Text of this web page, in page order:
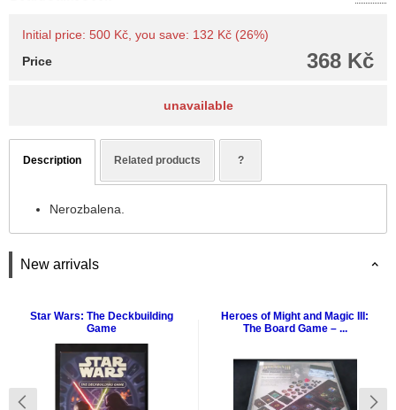
Initial price: 500 Kč, you save: 132 Kč (26%)
368 Kč
Price
unavailable
Description Related products ?
Nerozbalena.
New arrivals
Star Wars: The Deckbuilding
Game
Heroes of Might and Magic III:
The Board Game – ...